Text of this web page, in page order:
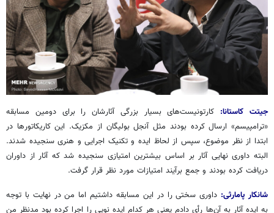
جیتت کاستانا: کارتونیست‌هایبسیار بزرگی آثارشان را برای دومین مسابقه
«ترامپیسم» ارسال کرده بودند مثلآنجل بولیگان از مکزیک. این کاریکاتورها در
ابتدا از نظر موضوع، سپس از لحاظ ایده و تکنیک اجرایی و هنری سنجیده شدند.
البته داوری نهایی آثار بر اساس بیشترین امتیازی سنجیده شد که آثار از داوران
دریافت کرده بودند و جمع برآیند امتیازات مورد نظر قرار گرفت.
شانکار پامارثی: داوری سختی را در این مسابقه داشتیم اما من در نهایت با توجه
به ایده آثار به آن‌ها رأی دادم یعنی هر کدام ایده نویی را اجرا کرده بود مدنظر من